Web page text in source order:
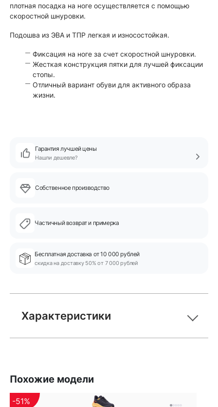
плотная посадка на ноге осуществляется с помощью
скоростной шнуровки.
Подошва из ЭВА и ТПР легкая и износостойкая.
Фиксация на ноге за счет скоростной шнуровки.
Жесткая конструкция пятки для лучшей фиксации
стопы.
Отличный вариант обуви для активного образа
жизни.
Гарантия лучшей цены
Нашли дешевле?
Собственное производство
Частичный возврат и примерка
Бесплатная доставка от 10 000 рублей
скидка на доставку 50% от 7 000 рублей
Характеристики
Похожие модели
-51%